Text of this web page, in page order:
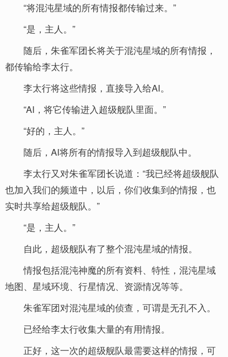
“将混沌星域的所有情报都传输过来。”
“是，主人。”
随后，朱雀军团长将关于混沌星域的所有情报，
都传输给李太行。
李太行将这些情报，直接导入给AI。
“AI，将它传输进入超级舰队里面。”
“好的，主人。”
随后，AI将所有的情报导入到超级舰队中。
李太行又对朱雀军团长说道：“我已经将超级舰队
也加入我们的频道中，以后，你们收集到的情报，也
实时共享给超级舰队。”
“是，主人。”
自此，超级舰队有了整个混沌星域的情报。
情报包括混沌神魔的所有资料、特性，混沌星域
地图、星域环境、行星情况、资源情况等等。
朱雀军团对混沌星域的侦查，可谓是无孔不入。
已经给李太行收集大量的有用情报。
正好，这一次的超级舰队最需要这样的情报，可